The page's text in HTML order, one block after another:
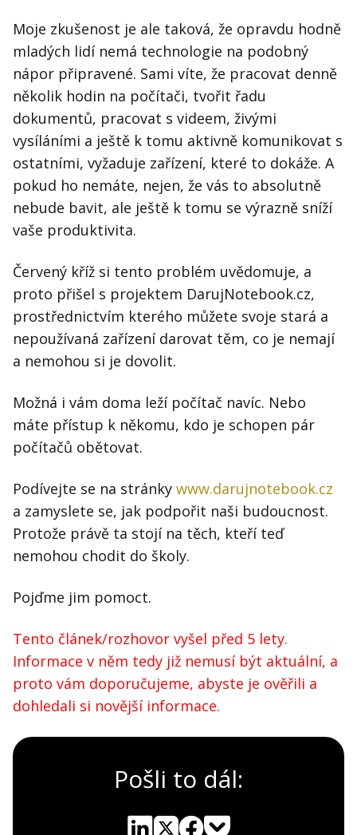
Moje zkušenost je ale taková, že opravdu hodně
mladých lidí nemá technologie na podobný
nápor připravené. Sami víte, že pracovat denně
několik hodin na počítači, tvořit řadu
dokumentů, pracovat s videem, živými
vysíláními a ještě k tomu aktivně komunikovat s
ostatními, vyžaduje zařízení, které to dokáže. A
pokud ho nemáte, nejen, že vás to absolutně
nebude bavit, ale ještě k tomu se výrazně sníží
vaše produktivita.
Červený kříž si tento problém uvědomuje, a
proto přišel s projektem DarujNotebook.cz,
prostřednictvím kterého můžete svoje stará a
nepoužívaná zařízení darovat těm, co je nemají
a nemohou si je dovolit.
Možná i vám doma leží počítač navíc. Nebo
máte přístup k někomu, kdo je schopen pár
počítačů obětovat.
Podívejte se na stránky www.darujnotebook.cz
a zamyslete se, jak podpořit naši budoucnost.
Protože právě ta stojí na těch, kteří teď
nemohou chodit do školy.
Pojďme jim pomoct.
Tento článek/rozhovor vyšel před 5 lety.
Informace v něm tedy již nemusí být aktuální, a
proto vám doporučujeme, abyste je ověřili a
dohledali si novější informace.
Pošli to dál: